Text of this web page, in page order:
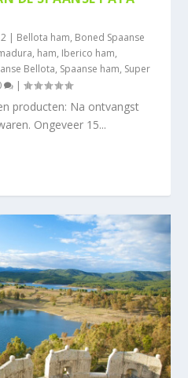
| Bellota ham, Boned Spaanse
, ham, Iberico ham,
Bellota, Spaanse ham, Super
|
producten: Na ontvangst
Ongeveer 15...